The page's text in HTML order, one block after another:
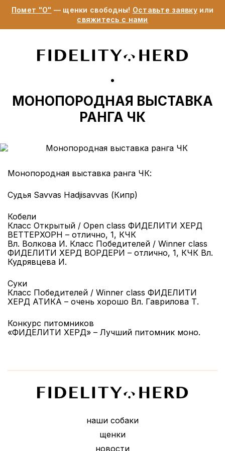
Помет "О" — щенки свободны! Оставьте заявкуили
свяжитесь с нами
МОНОПОРОДНАЯ ВЫСТАВКА
РАНГА ЧК
Монопородная выставка ранга ЧК:
Судья Savvas Hadjisavvas (Кипр)
Кобели
Класс Открытый / Open class ФИДЕЛИТИ ХЕРД
ВЕТТЕРХОРН – отлично, 1, КЧК
Вл. Волкова И. Класс Победителей / Winner class
ФИДЕЛИТИ ХЕРД ВОРДЕРИ – отлично, 1, КЧК Вл.
Кудрявцева И.
Суки
Класс Победителей / Winner class ФИДЕЛИТИ
ХЕРД АТИКА – очень хорошо Вл. Гаврилова Т.
Конкурс питомников
«ФИДЕЛИТИ ХЕРД» – Лучший питомник моно.
наши собаки
щенки
новости